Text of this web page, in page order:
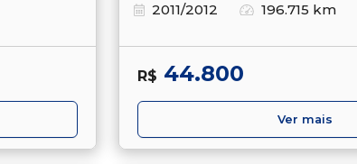
2011/2012
196.715 km
R$ 44.800
Ver mais